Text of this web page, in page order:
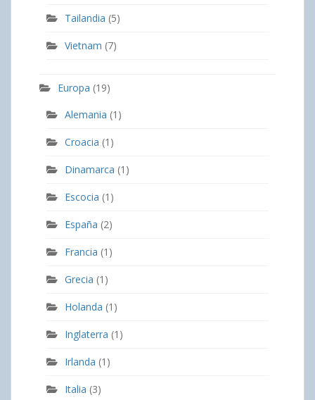
Tailandia (5)
Vietnam (7)
Europa (19)
Alemania (1)
Croacia (1)
Dinamarca (1)
Escocia (1)
España (2)
Francia (1)
Grecia (1)
Holanda (1)
Inglaterra (1)
Irlanda (1)
Italia (3)